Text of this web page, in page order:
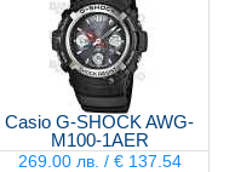
Casio G-SHOCK AWG-
M100-1AER
269.00 лв. / € 137.54